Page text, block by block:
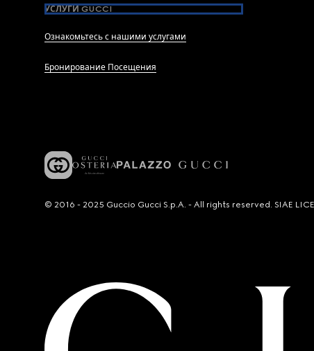
УСЛУГИ GUCCI
Ознакомьтесь с нашими услугами
Бронирование Посещения
© 2016 - 2025 Guccio Gucci S.p.A. - All rights reserved. SIAE